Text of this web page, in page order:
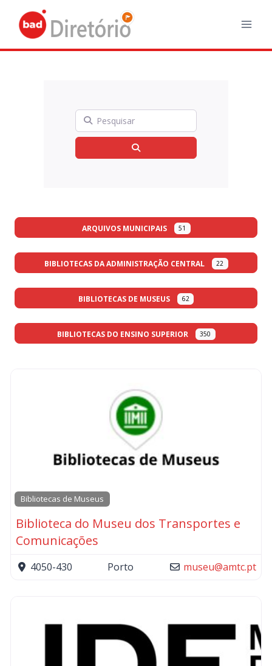
content
Pesquisar
ARQUIVOS MUNICIPAIS 51
BIBLIOTECAS DA ADMINISTRAÇÃO CENTRAL 22
BIBLIOTECAS DE MUSEUS 62
BIBLIOTECAS DO ENSINO SUPERIOR 350
Bibliotecas de Museus
Biblioteca do Museu dos Transportes e
Comunicações
4050-430 Porto museu@amtc.pt